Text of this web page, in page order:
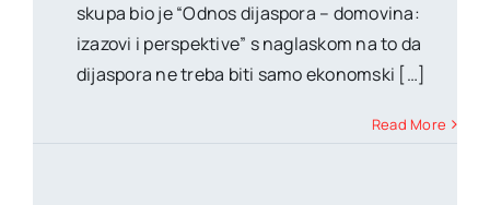
skupa bio je “Odnos dijaspora – domovina:
izazovi i perspektive” s naglaskom na to da
dijaspora ne treba biti samo ekonomski […]
Read More